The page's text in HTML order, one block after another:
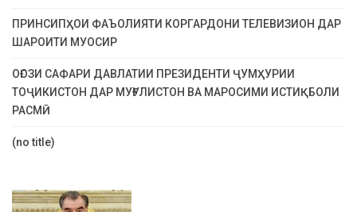
ПРИНСИПҲОИ ФАЪОЛИЯТИ КОРГАРДОНИ ТЕЛЕВИЗИОН ДАР
ШАРОИТИ МУОСИР
ОҒОЗИ САФАРИ ДАВЛАТИИ ПРЕЗИДЕНТИ ҶУМҲУРИИ
ТОҶИКИСТОН ДАР МУҒУЛИСТОН ВА МАРОСИМИ ИСТИҚБОЛИ
РАСМӢ
(no title)